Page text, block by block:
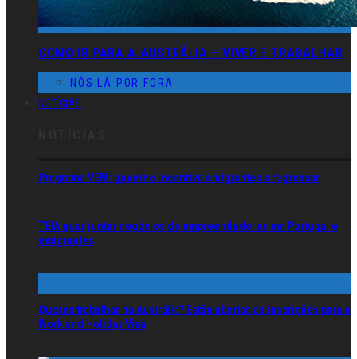
COMO IR PARA A AUSTRÁLIA – VIVER E TRABALHAR
NÓS LÁ POR FORA
NOTÍCIAS
Programa VEM: governo incentiva emigrantes a regressar
TEIA quer juntar negócios de empreendedores em Portugal e
emigrantes
Queres trabalhar na Austrália? Estão abertas as inscrições para o
Work and Holiday Visa